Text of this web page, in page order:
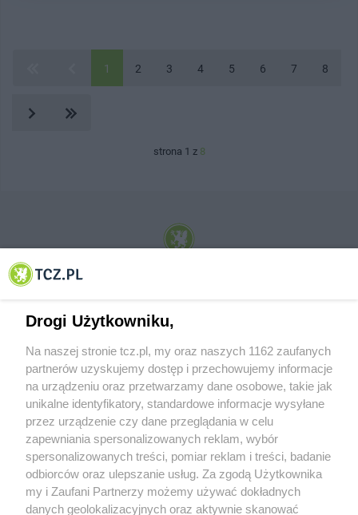
1 2 3 4 5 6 7 8
strona 1 z 8
© 2001-2026 Tczew - TCZ.PL Sp. z o.o. Internetowy Serwis Informacyjny Miasta
O FIRMIE POLITYKA PRYWATNOŚCI HOSTING
REKLAMA WSPÓŁPRACA RSS FACEBOOK KONTAKT
Nasze serwisy
Drogi Użytkowniku,
Na naszej stronie tcz.pl, my oraz naszych 1162 zaufanych
partnerów uzyskujemy dostęp i przechowujemy informacje
na urządzeniu oraz przetwarzamy dane osobowe, takie jak
unikalne identyfikatory, standardowe informacje wysyłane
przez urządzenie czy dane przeglądania w celu
zapewniania spersonalizowanych reklam, wybór
spersonalizowanych treści, pomiar reklam i treści, badanie
odbiorców oraz ulepszanie usług. Za zgodą Użytkownika
my i Zaufani Partnerzy możemy używać dokładnych
danych geolokalizacyjnych oraz aktywnie skanować